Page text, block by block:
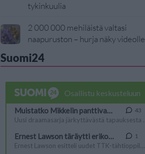
tykinkuulia
2 000 000 mehiläistä valtasi
naapuruston – hurja näky videolle
Suomi24